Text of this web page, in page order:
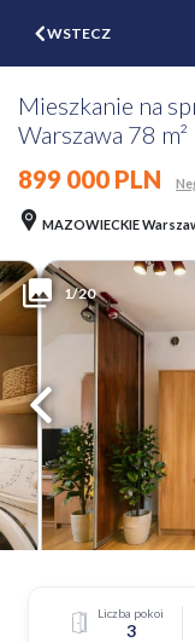
WSTECZ
Mieszkanie na
Warszawa 78 m²
899 000 PLN
MAZOWIECKIE
1/20
Liczba pokoi
3